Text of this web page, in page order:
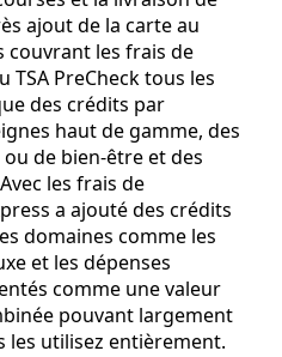
ajout de la carte au
couvrant les frais de
TSA PreCheck tous les
des crédits par
haut de gamme, des
de bien‑être et des
les frais de
a ajouté des crédits
domaines comme les
et les dépenses
comme une valeur
pouvant largement
les utilisez entièrement.